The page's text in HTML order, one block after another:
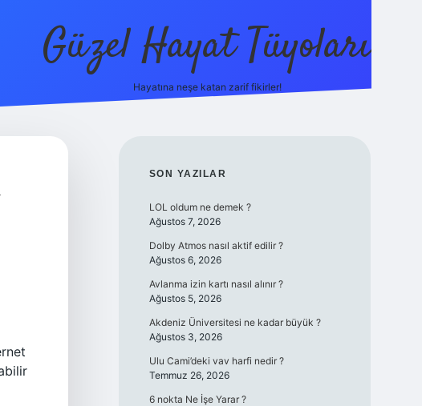
Güzel Hayat Tüyoları
Hayatına neşe katan zarif fikirler!
SIDEBAR
SON YAZILAR
LOL oldum ne demek ?
Ağustos 7, 2026
Dolby Atmos nasıl aktif edilir ?
Ağustos 6, 2026
Avlanma izin kartı nasıl alınır ?
Ağustos 5, 2026
Akdeniz Üniversitesi ne kadar büyük ?
Ağustos 3, 2026
Ulu Cami’deki vav harfi nedir ?
Temmuz 26, 2026
6 nokta Ne İşe Yarar ?